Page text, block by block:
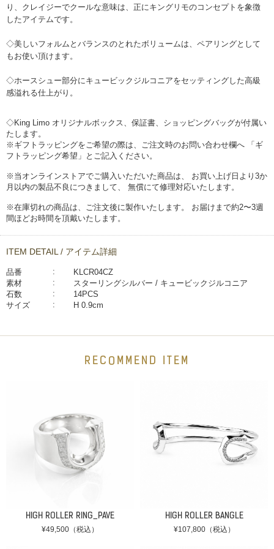
り、クレイジーでクールな意味は、正にキングリモのコンセプトを象徴
したアイテムです。
◇美しいフォルムとバランスのとれたボリュームは、ペアリングとして
もお使い頂けます。
◇ホースシュー部分にキュービックジルコニアをセッティングした高級
感溢れる仕上がり。
◇King Limo オリジナルボックス、保証書、ショッピングバッグが付属い
たします。
※ギフトラッピングをご希望の際は、ご注文時のお問い合わせ欄へ 「ギ
フトラッピング希望」とご記入ください。
※当オンラインストアでご購入いただいた商品は、 お買い上げ日より3か
月以内の製品不良につきまして、 無償にて修理対応いたします。
※在庫切れの商品は、ご注文後に製作いたします。 お届けまで約2〜3週
間ほどお時間を頂戴いたします。
ITEM DETAIL / アイテム詳細
品番
KLCR04CZ
素材
スターリングシルバー / キュービックジルコニア
石数
14PCS
サイズ
H 0.9cm
RECOMMEND ITEM
HIGH ROLLER RING_PAVE
¥49,500（税込）
HIGH ROLLER BANGLE
¥107,800（税込）